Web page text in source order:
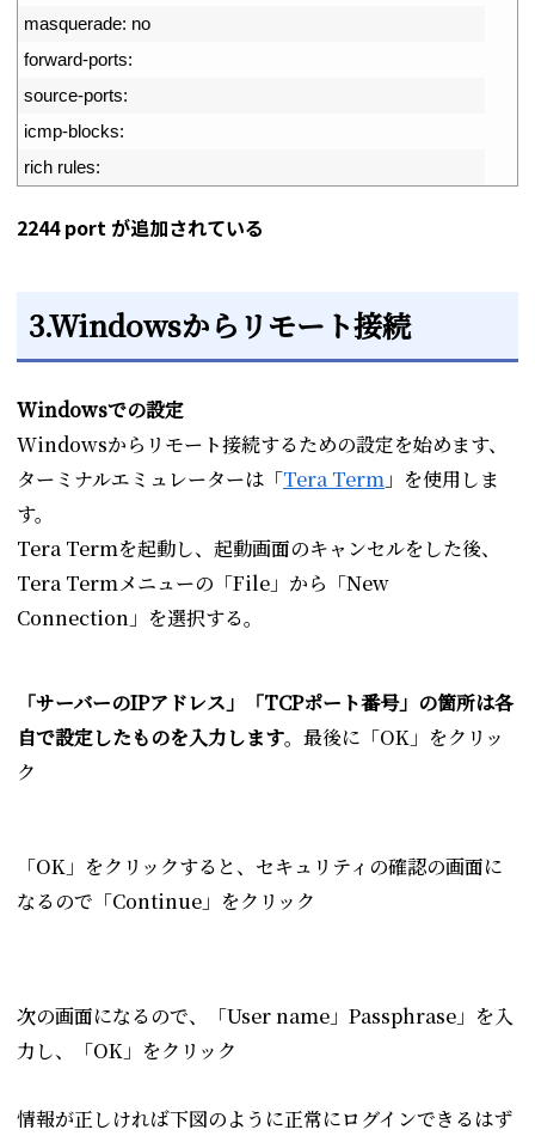
masquerade: no
forward-ports:
source-ports:
icmp-blocks:
rich rules:
2244 port が追加されている
3.Windowsからリモート接続
Windowsでの設定
Windowsからリモート接続するための設定を始めます、
ターミナルエミュレーターは「Tera Term 」を使用しま
す。
Tera Termを起動し、起動画面のキャンセルをした後、
Tera Termメニューの「File」から「New
Connection」を選択する。
「サーバーのIPアドレス」「TCPポート番号」の箇所は各
自で設定したものを入力します。最後に「OK」をクリッ
ク
「OK」をクリックすると、セキュリティの確認の画面に
なるので「Continue」をクリック
次の画面になるので、「User name」Passphrase」を入
力し、「OK」をクリック
情報が正しければ下図のように正常にログインできるはず